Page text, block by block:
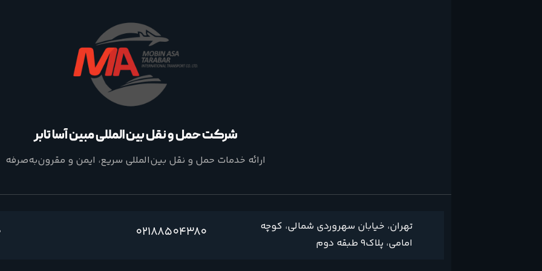
شرکت حمل و نقل بین المللی مبین آسا تابر
ارائه خدمات حمل و نقل بین‌المللی سریع، ایمن و مقرون‌به‌صرفه
تهران، خیابان سهروردی شمالی، کوچه
امامی، پلاک9 طبقه دوم
02188504380